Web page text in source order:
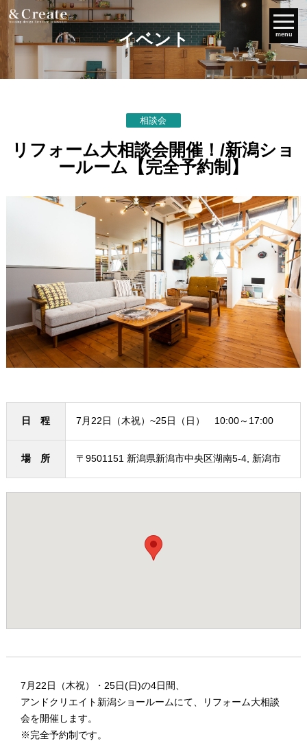
menu
イベント
相談会
リフォーム大相談会開催！/新潟ショ
ールーム【完全予約制】
日 程 7月22日（木祝）~25日（日） 10:00～17:00
場 所 〒9501151 新潟県新潟市中央区湖南5-4, 新潟市
7月22日（木祝）・25日(日)の4日間、
アンドクリエイト新潟ショールームにて、リフォーム大相談
会を開催します。
※完全予約制です。